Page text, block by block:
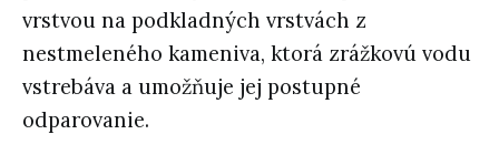
vrstvou na podkladných vrstvách z
nestmeleného kameniva, ktorá zrážkovú vodu
vstrebáva a umožňuje jej postupné
odparovanie.